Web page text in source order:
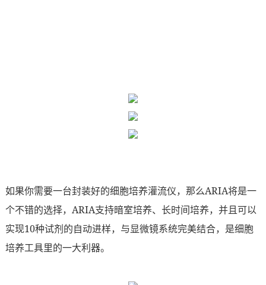
如果你需要一台封装好的细胞培养灌流仪，那么ARIA将是一
个不错的选择，ARIA支持暗室培养、长时间培养，并且可以
实现10种试剂的自动进样，与显微镜系统完美结合，是细胞
培养工具里的一大利器。